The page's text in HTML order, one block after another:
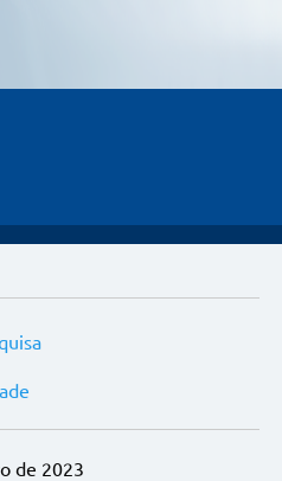
de 2023